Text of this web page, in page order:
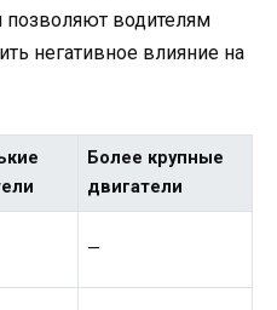
позволяют водителям
негативное влияние на
Более крупные
двигатели
—